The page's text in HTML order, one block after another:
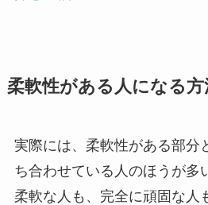
柔軟性がある人になる方
実際には、柔軟性がある部分
ち合わせている人のほうが多
柔軟な人も、完全に頑固な人